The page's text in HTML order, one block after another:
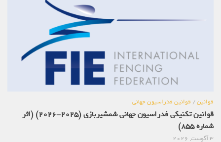
قوانین/ قوانین فدراسیون جهانی
قوانین تکنیکی فدراسیون جهانی شمشیربازی (2025-2026) (اثر
شماره 855)
3 آگوست, 2026